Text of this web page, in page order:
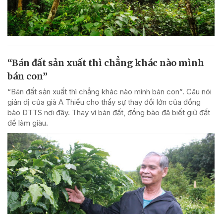
“Bán đất sản xuất thì chẳng khác nào mình
bán con”
“Bán đất sản xuất thì chẳng khác nào mình bán con”. Câu nói
giản dị của già A Thiếu cho thấy sự thay đổi lớn của đồng
bào DTTS nơi đây. Thay vì bán đất, đồng bào đã biết giữ đất
để làm giàu.